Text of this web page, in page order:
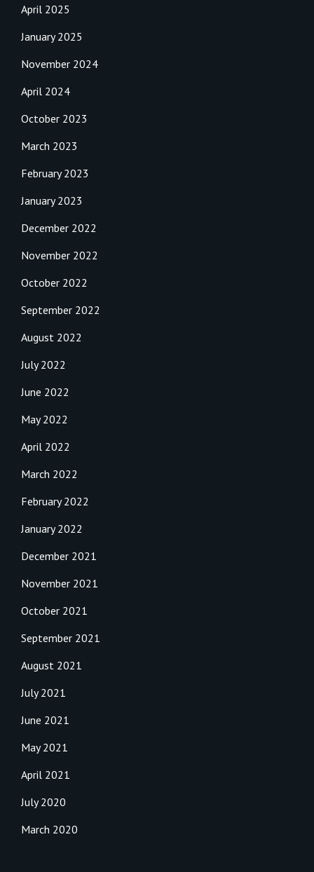
April 2025
January 2025
November 2024
April 2024
October 2023
March 2023
February 2023
January 2023
December 2022
November 2022
October 2022
September 2022
August 2022
July 2022
June 2022
May 2022
April 2022
March 2022
February 2022
January 2022
December 2021
November 2021
October 2021
September 2021
August 2021
July 2021
June 2021
May 2021
April 2021
July 2020
March 2020